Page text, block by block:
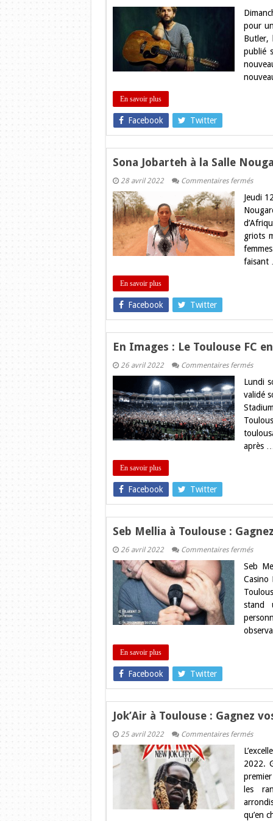
Butler
Bikini
:
Gagnez
vos
places
pour
Butler,
publié
En savoir plus
Facebook Twitter
Sona Jobarteh à la Salle
28 avril 2022 Commentaires ferméssur
la
Salle
:
vos
places
Jeudi
griots
faisant
En savoir plus
Facebook Twitter
En Images : Le Toulouse FC
26 avril 2022 Commentaires ferméssur
:
Le
FC
en
Ligue
1
Lundi
validé
après …
En savoir plus
Facebook Twitter
Seb Mellia à Toulouse :
26 avril 2022 Commentaires ferméssur
Mellia
:
Gagnez
vos
places
Seb
Casino
stand
En savoir plus
Facebook Twitter
Jok’Air à Toulouse : Gagnez
25 avril 2022 Commentaires ferméssur
à
:
places
sur
Blog
2022.
les
qu’en